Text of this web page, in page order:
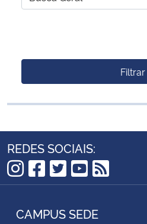
Filtrar
REDES SOCIAIS:
Instagram
Facebook
Twitter
YouTube
RSS
CAMPUS SEDE